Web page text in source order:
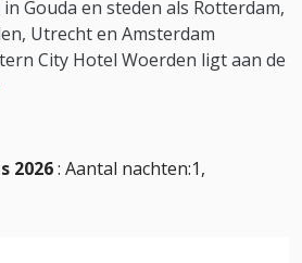
Gouda en steden als Rotterdam,
Utrecht en Amsterdam
City Hotel Woerden ligt aan de
2026: Aantal nachten:1,